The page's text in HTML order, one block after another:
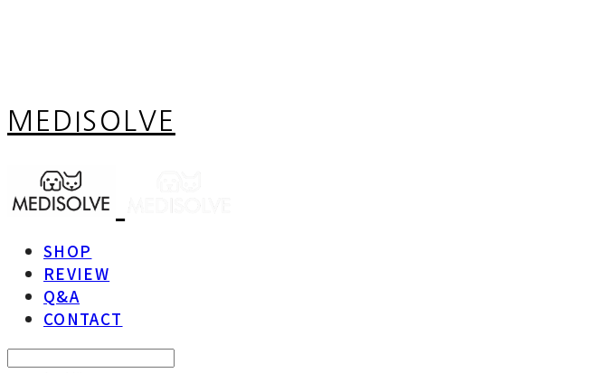
MEDISOLVE
SHOP
REVIEW
Q&A
CONTACT